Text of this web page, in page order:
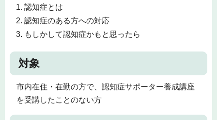
認知症とは
認知症のある方への対応
もしかして認知症かもと思ったら
対象
市内在住・在勤の方で、認知症サポーター養成講座
を受講したことのない方